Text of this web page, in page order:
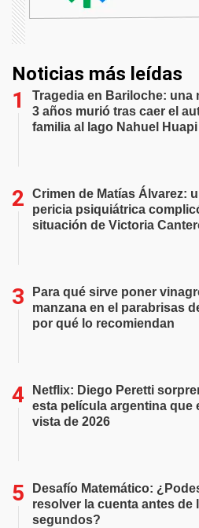
Noticias más leídas
Tragedia en Bariloche: una
3 años murió tras caer el
familia al lago Nahuel Huapi
Crimen de Matías Álvarez:
pericia psiquiátrica
situación de Victoria
Para qué sirve poner
manzana en el parabrisas
por qué lo recomiendan
Netflix: Diego Peretti
esta película argentina que
vista de 2026
Desafío Matemático:
resolver la cuenta antes de
segundos?